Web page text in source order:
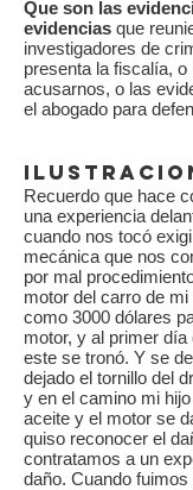
Que son las
evidencias que
investigadores de
presenta la fiscalía, o
acusarnos, o las
el abogado para
Recuerdo que hace
una experiencia
cuando nos tocó
mecánica que nos
por mal
motor del carro de
como 3000 dólares
motor, y al primer día
este se tronó. Y se
dejado el tornillo del
y en el camino mi
aceite y el motor se
quiso reconocer el
contratamos a un
daño. Cuando